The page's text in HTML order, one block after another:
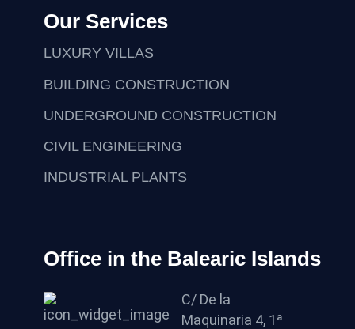
Our Services
LUXURY VILLAS
BUILDING CONSTRUCTION
UNDERGROUND CONSTRUCTION
CIVIL ENGINEERING
INDUSTRIAL PLANTS
Office in the Balearic Islands
C/ De la
Maquinaria 4, 1ª